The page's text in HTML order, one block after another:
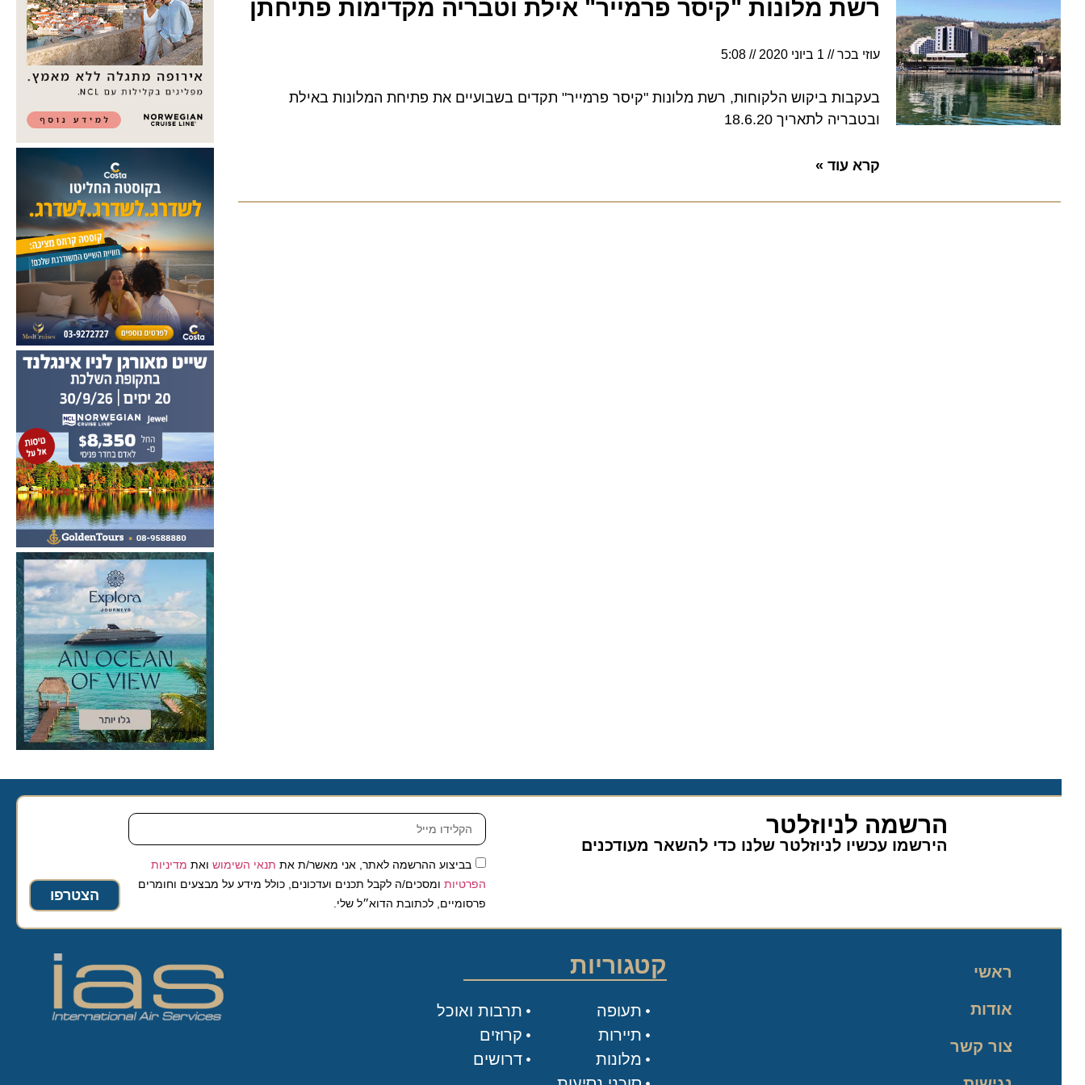
רשת מלונות "קיסר פרמייר" אילת וטבריה מקדימות פתיחתן
עוזי בכר 1 ביוני 2020 5:08
בעקבות ביקוש הלקוחות, רשת מלונות "קיסר פרמייר" תקדים בשבועיים את פתיחת המלונות באילת
ובטבריה לתאריך 18.6.20
קרא עוד »
הרשמה לניוזלטר
הירשמו עכשיו לניוזלטר שלנו כדי להשאר מעודכנים
בביצוע ההרשמה לאתר, אני מאשר/ת אתתנאי השימושואת מדיניות
הפרטיותומסכים/ה לקבל תכנים ועדכונים, כולל מידע על מבצעים וחומרים
פרסומיים, לכתובת הדוא״ל שלי.
הצטרפו
ראשי
אודות
צור קשר
קטגוריות
תעופה
תיירות
מלונות
תרבות ואוכל
קרוזים
דרושים